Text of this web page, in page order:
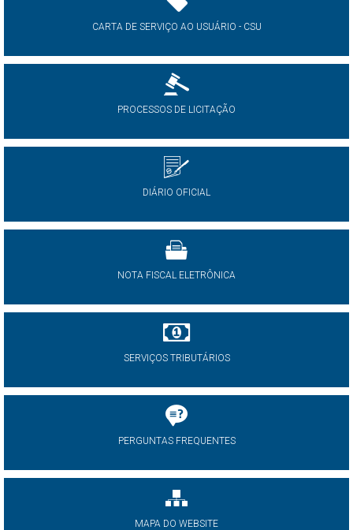
CARTA DE SERVIÇO AO USUÁRIO - CSU
PROCESSOS DE LICITAÇÃO
DIÁRIO OFICIAL
NOTA FISCAL ELETRÔNICA
SERVIÇOS TRIBUTÁRIOS
PERGUNTAS FREQUENTES
MAPA DO WEBSITE